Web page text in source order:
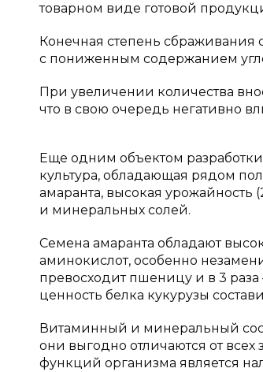
товарном виде готовой
Конечная степень сбраживания
с пониженным содержанием
При увеличении количества
что в свою очередь негативно
Еще одним объектом
культура, обладающая рядом
амаранта, высокая урожайность
и минеральных солей.
Семена амаранта обладают
аминокислот, особенно
превосходит пшеницу и в 3
ценность белка кукурузы
Витаминный и минеральный
они выгодно отличаются от
функций организма является